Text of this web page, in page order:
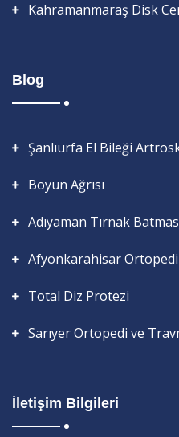
Kahramanmaraş Disk
Blog
Şanlıurfa El Bileği
Boyun Ağrısı
Adıyaman Tırnak
Afyonkarahisar
Total Diz Protezi
Sarıyer Ortopedi ve
İletişim Bilgileri